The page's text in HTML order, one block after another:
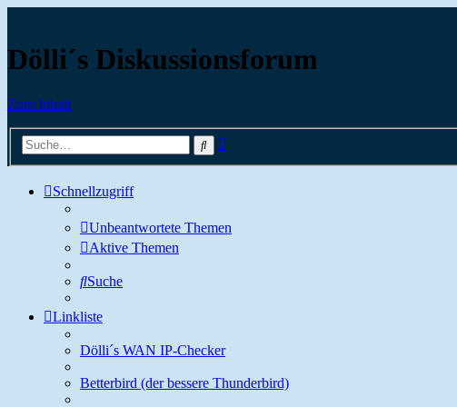
Dölli´s Diskussionsforum
Zum Inhalt
Suche
Schnellzugriff
Unbeantwortete Themen
Aktive Themen
Suche
Linkliste
Dölli´s WAN IP-Checker
Betterbird (der bessere Thunderbird)